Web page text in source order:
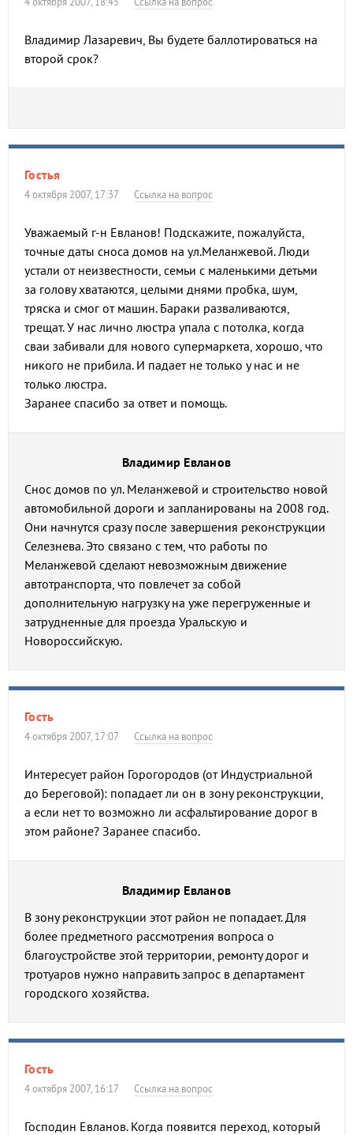
Владимир Лазаревич, Вы будете баллотироваться на
второй срок?
Гостья
4 октября 2007, 17:37 Ссылка на вопрос
Уважаемый г-н Евланов! Подскажите, пожалуйста,
точные даты сноса домов на ул.Меланжевой. Люди
устали от неизвестности, семьи с маленькими детьми
за голову хватаются, целыми днями пробка, шум,
тряска и смог от машин. Бараки разваливаются,
трещат. У нас лично люстра упала с потолка, когда
сваи забивали для нового супермаркета, хорошо, что
никого не прибила. И падает не только у нас и не
только люстра.
Заранее спасибо за ответ и помощь.
Владимир Евланов
Снос домов по ул. Меланжевой и строительство новой
автомобильной дороги и запланированы на 2008 год.
Они начнутся сразу после завершения реконструкции
Селезнева. Это связано с тем, что работы по
Меланжевой сделают невозможным движение
автотранспорта, что повлечет за собой
дополнительную нагрузку на уже перегруженные и
затрудненные для проезда Уральскую и
Новороссийскую.
Гость
4 октября 2007, 17:07 Ссылка на вопрос
Интересует район Горогородов (от Индустриальной
до Береговой): попадает ли он в зону реконструкции,
а если нет то возможно ли асфальтирование дорог в
этом районе? Заранее спасибо.
Владимир Евланов
В зону реконструкции этот район не попадает. Для
более предметного рассмотрения вопроса о
благоустройстве этой территории, ремонту дорог и
тротуаров нужно направить запрос в департамент
городского хозяйства.
Гость
4 октября 2007, 16:17 Ссылка на вопрос
Господин Евланов. Когда появится переход, который